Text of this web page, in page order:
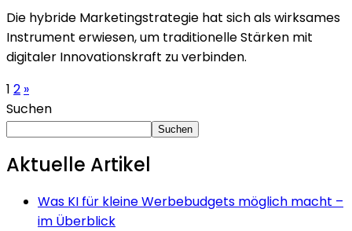
Die hybride Marketingstrategie hat sich als wirksames
Instrument erwiesen, um traditionelle Stärken mit
digitaler Innovationskraft zu verbinden.
1 2 »
Suchen
Suchen
Aktuelle Artikel
Was KI für kleine Werbebudgets möglich macht –
im Überblick